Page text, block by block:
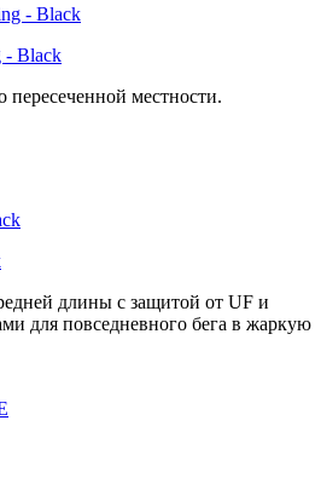
- Black
местности.
длины с защитой от UF и
для повседневного бега в жаркую